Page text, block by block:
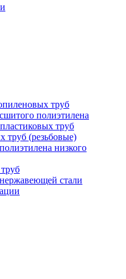
труб
полиэтилена
труб
труб (резьбовые)
низкого
стали